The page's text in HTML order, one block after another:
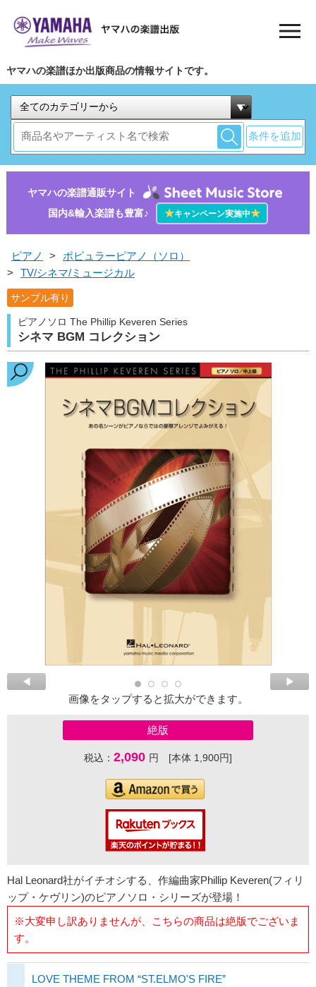
ヤマハの楽譜ほか出版商品の情報サイトです。
条件を追加
ヤマハの楽譜通販サイト
国内&輸入楽譜も豊富♪
★キャンペーン実施中★
ピアノ >
ポピュラーピアノ（ソロ）
>
TV/シネマ/ミュージカル
サンプル有り
ピアノソロ The Phillip Keveren Series
シネマ BGM コレクション
画像をタップすると拡大ができます。
絶版
税込： 2,090 円 [本体 1,900円]
Hal Leonard社がイチオシする、作編曲家Phillip Keveren(フィリ
ップ・ケヴリン)のピアノソロ・シリーズが登場！
※大変申し訳ありませんが、こちらの商品は絶版でございま
す。
LOVE THEME FROM “ST.ELMO'S FIRE”